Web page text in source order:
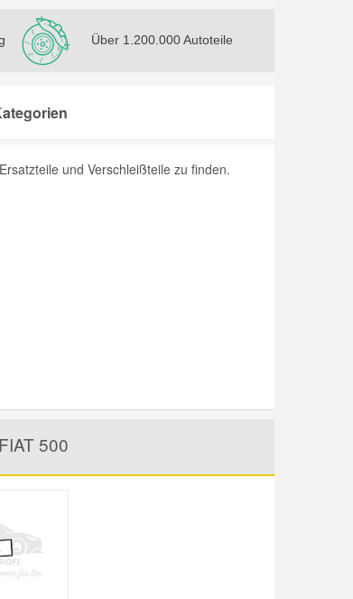
Über 1.200.000 Autoteile
und Verschleißteile zu finden.
500